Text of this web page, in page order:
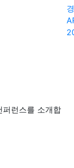
퍼런스를 소개합